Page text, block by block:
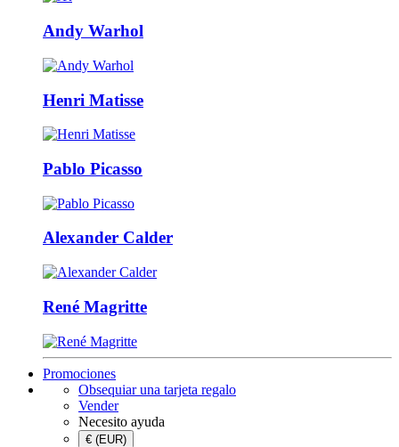
Andy Warhol
Henri Matisse
Pablo Picasso
Alexander Calder
René Magritte
Promociones
Obsequiar una tarjeta regalo
Vender
Necesito ayuda
€ (EUR)